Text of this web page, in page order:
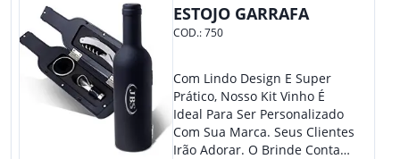
ESTOJO GARRAFA
COD.:750
Com Lindo Design E Super
Prático, Nosso Kit Vinho É
Ideal Para Ser Personalizado
Com Sua Marca. Seus Clientes
Irão Adorar. O Brinde Conta